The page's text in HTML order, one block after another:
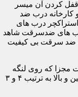
قفل کردن آن میسر
کارخانه درب ضد
درب های
های ضدسرقت شاهد
ضد سرقت بی کیفیت
که روی لنگه
درب نصب می گردد به این صورت که قفل پایین و بالا به ترتیب ۴ و ۳